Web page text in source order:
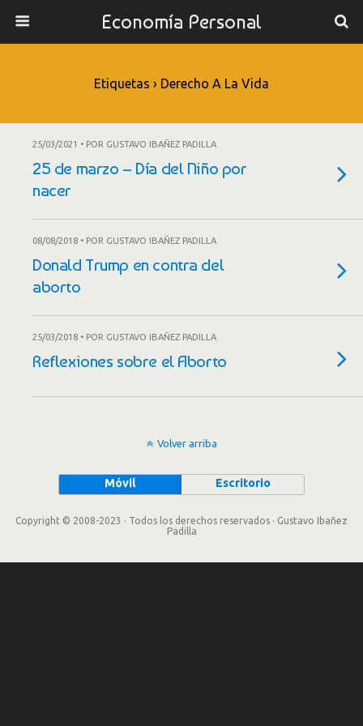
Economía Personal
Etiquetas › Derecho A La Vida
25/03/2021 • POR GUSTAVO IBAÑEZ PADILLA
25 de marzo – Día del Niño por
nacer
08/08/2018 • POR GUSTAVO IBAÑEZ PADILLA
Donald Trump en contra del
aborto
25/03/2018 • POR GUSTAVO IBAÑEZ PADILLA
Reflexiones sobre el Aborto
Volver arriba
Móvil Escritorio
Copyright © 2008-2023 · Todos los derechos reservados · Gustavo Ibañez
Padilla